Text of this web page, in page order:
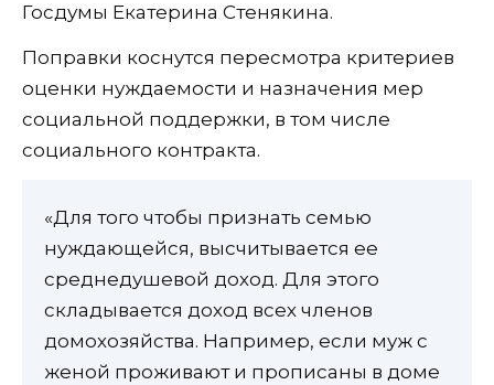
Госдумы Екатерина Стенякина.
Поправки коснутся пересмотра критериев
оценки нуждаемости и назначения мер
социальной поддержки, в том числе
социального контракта.
«Для того чтобы признать семью
нуждающейся, высчитывается ее
среднедушевой доход. Для этого
складывается доход всех членов
домохозяйства. Например, если муж с
женой проживают и прописаны в доме